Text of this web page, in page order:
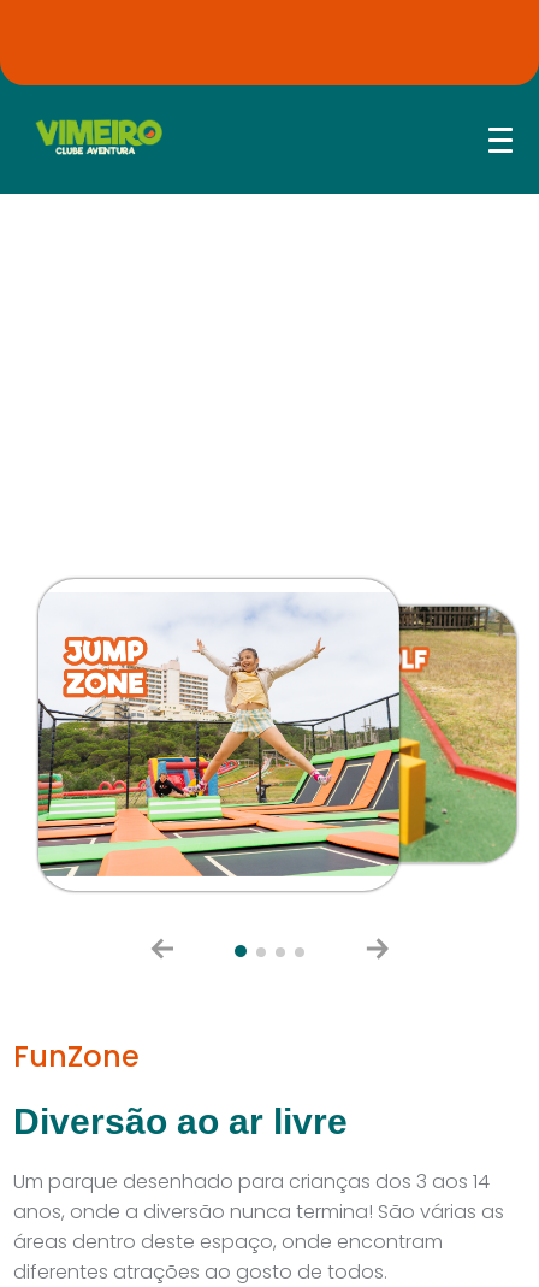
FunZone
Diversão ao ar livre
Um parque desenhado para crianças dos 3 aos 14
anos, onde a diversão nunca termina! São várias as
áreas dentro deste espaço, onde encontram
diferentes atrações ao gosto de todos.